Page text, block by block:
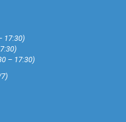
17:30)
– 17:30)